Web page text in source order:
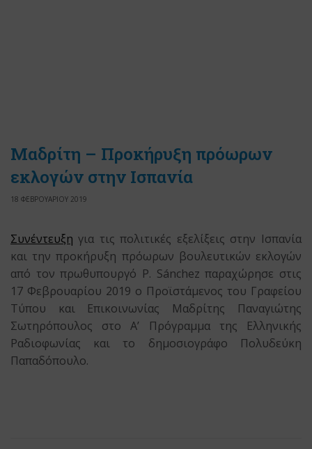
Μαδρίτη – Προκήρυξη πρόωρων
εκλογών στην Ισπανία
18 ΦΕΒΡΟΥΑΡΙΟΥ 2019
Συνέντευξη για τις πολιτικές εξελίξεις στην Ισπανία
και την προκήρυξη πρόωρων βουλευτικών εκλογών
από τον πρωθυπουργό P. Sánchez παραχώρησε στις
17 Φεβρουαρίου 2019 ο Προϊστάμενος του Γραφείου
Τύπου και Επικοινωνίας Μαδρίτης Παναγιώτης
Σωτηρόπουλος στο Α’ Πρόγραμμα της Ελληνικής
Ραδιοφωνίας και το δημοσιογράφο Πολυδεύκη
Παπαδόπουλο.